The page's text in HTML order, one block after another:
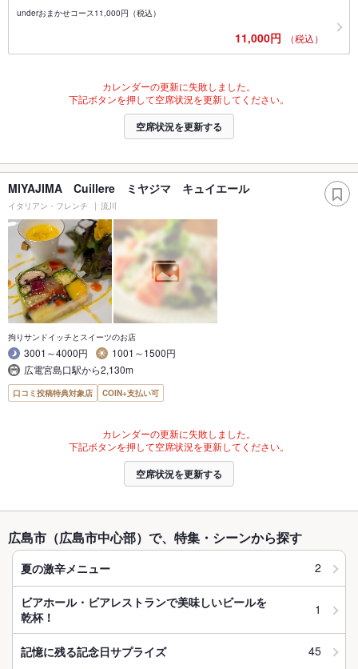
underおまかせコース11,000円（税込）
11,000円 （税込）
カレンダーの更新に失敗しました。
下記ボタンを押して空席状況を更新してください。
空席状況を更新する
MIYAJIMA Cuillere ミヤジマ キュイエール
イタリアン・フレンチ 流川
拘りサンドイッチとスイーツのお店
3001～4000円
1001～1500円
広電宮島口駅から2,130m
口コミ投稿特典対象店 COIN+支払い可
カレンダーの更新に失敗しました。
下記ボタンを押して空席状況を更新してください。
空席状況を更新する
広島市（広島市中心部）で、特集・シーンから探す
夏の激辛メニュー 2
ビアホール・ビアレストランで美味しいビールを
乾杯！
1
記憶に残る記念日サプライズ 45